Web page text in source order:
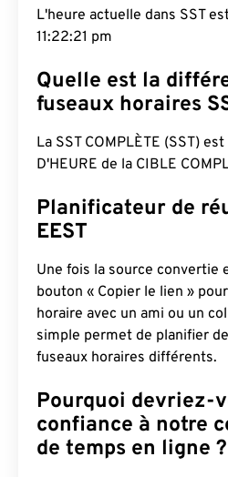
L'heure actuelle dans SST
11:22:22 pm
Quelle est la
fuseaux horaires
La SST COMPLÈTE (SST)
D'HEURE de la CIBLE
Planificateur de
EEST
Une fois la source convertie
bouton « Copier le lien »
horaire avec un ami ou un
simple permet de planifier
fuseaux horaires différents.
Pourquoi devriez-
confiance à notre
de temps en ligne ?